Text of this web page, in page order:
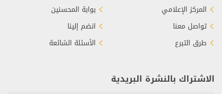
المركز الإعلامي
تواصل معنا
طرق التبرع
بوابة المحسنين
انضم إلينا
الأسئلة الشائعة
الاشتراك بالنشرة البريدية